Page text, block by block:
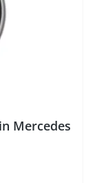
Mercedes